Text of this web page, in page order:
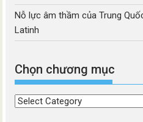
Nỗ lực âm thầm của Trung
Latinh
Chọn chương mục
Chọn